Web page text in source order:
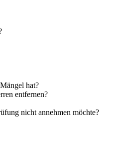
hat?
entfernen?
nicht annehmen möchte?